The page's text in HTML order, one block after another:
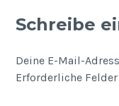
Schreibe
Deine E-Mail-
Erforderliche